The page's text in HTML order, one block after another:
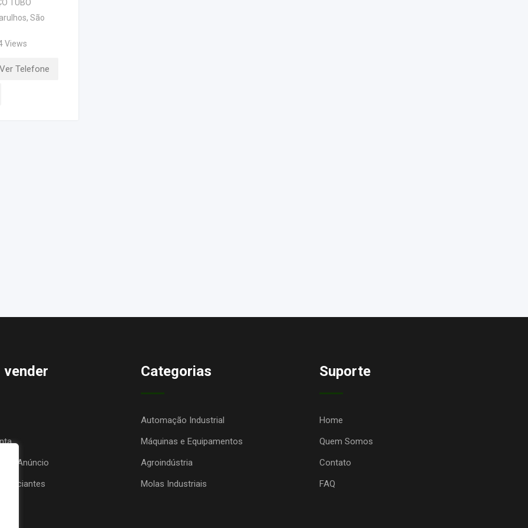
TUBO
, São
Views
Telefone
vender
Anúncio
Categorias
Automação Industrial
Máquinas e Equipamentos
Agroindústria
Molas Industriais
Suporte
Home
Quem Somos
Contato
FAQ